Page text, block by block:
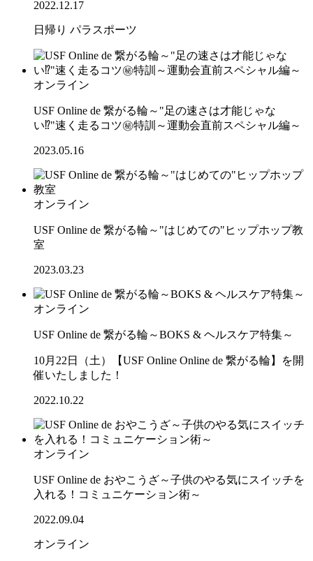
2022.12.17
日帰り パラスポーツ
オンライン
USF Online de 繋がる輪～"足の速さは才能じゃな
い⁉"速く走るコツ㊙特訓～運動会直前スペシャル編～
2023.05.16
オンライン
USF Online de 繋がる輪～"はじめての"ヒップホップ教
室
2023.03.23
オンライン
USF Online de 繋がる輪～BOKS & ヘルスケア特集～
10月22日（土）【USF Online Online de 繋がる輪】を開
催いたしました！
2022.10.22
オンライン
USF Online de おやこうざ～子供のやる気にスイッチを
入れる！コミュニケーション術～
2022.09.04
オンライン